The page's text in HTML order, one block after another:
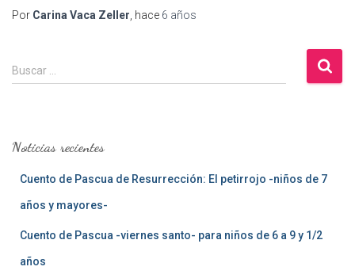
Por Carina Vaca Zeller , hace 6 años
B
u
r
Buscar …
Noticias recientes
Cuento de Pascua de Resurrección: El petirrojo -niños de 7
años y mayores-
Cuento de Pascua -viernes santo- para niños de 6 a 9 y 1/2
años